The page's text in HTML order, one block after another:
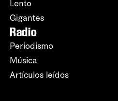
Lento
Gigantes
Radio
Periodismo
Música
Artículos leídos